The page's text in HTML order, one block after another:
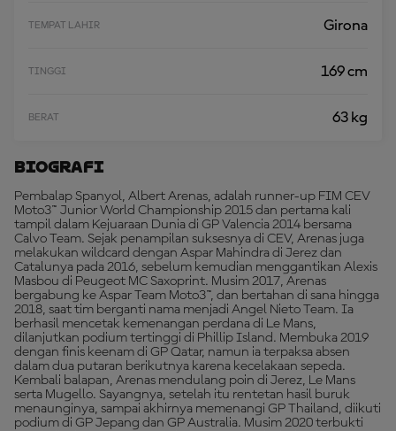
TEMPAT LAHIR Girona
TINGGI 169 cm
BERAT 63 kg
Biografi
Pembalap Spanyol, Albert Arenas, adalah runner-up FIM CEV
Moto3™ Junior World Championship 2015 dan pertama kali
tampil dalam Kejuaraan Dunia di GP Valencia 2014 bersama
Calvo Team. Sejak penampilan suksesnya di CEV, Arenas juga
melakukan wildcard dengan Aspar Mahindra di Jerez dan
Catalunya pada 2016, sebelum kemudian menggantikan Alexis
Masbou di Peugeot MC Saxoprint. Musim 2017, Arenas
bergabung ke Aspar Team Moto3™, dan bertahan di sana hingga
2018, saat tim berganti nama menjadi Angel Nieto Team. Ia
berhasil mencetak kemenangan perdana di Le Mans,
dilanjutkan podium tertinggi di Phillip Island. Membuka 2019
dengan finis keenam di GP Qatar, namun ia terpaksa absen
dalam dua putaran berikutnya karena kecelakaan sepeda.
Kembali balapan, Arenas mendulang poin di Jerez, Le Mans
serta Mugello. Sayangnya, setelah itu rentetan hasil buruk
menaunginya, sampai akhirnya memenangi GP Thailand, diikuti
podium di GP Jepang dan GP Australia. Musim 2020 terbukti